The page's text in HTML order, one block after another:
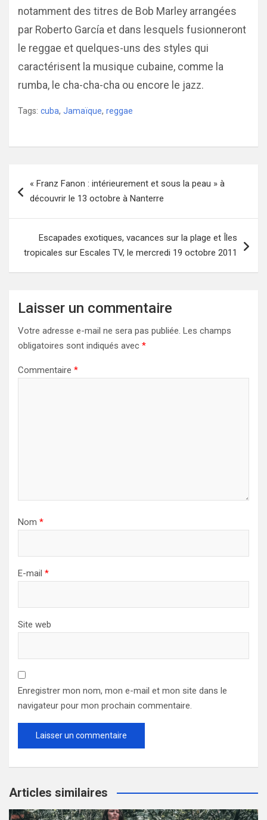
notamment des titres de Bob Marley arrangées
par Roberto García et dans lesquels fusionneront
le reggae et quelques-uns des styles qui
caractérisent la musique cubaine, comme la
rumba, le cha-cha-cha ou encore le jazz.
Tags: cuba, Jamaïque, reggae
de
« Franz Fanon : intérieurement et sous la peau » à
découvrir le 13 octobre à Nanterre
Escapades exotiques, vacances sur la plage et Îles
tropicales sur Escales TV, le mercredi 19 octobre 2011
Laisser un commentaire
Votre adresse e-mail ne sera pas publiée. Les champs
obligatoires sont indiqués avec *
Commentaire *
Nom *
E-mail *
Site web
Enregistrer mon nom, mon e-mail et mon site dans le
navigateur pour mon prochain commentaire.
Articles similaires